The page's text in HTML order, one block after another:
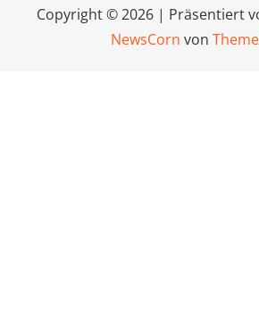
Copyright © 2026 | Präsentiert
NewsCorn von